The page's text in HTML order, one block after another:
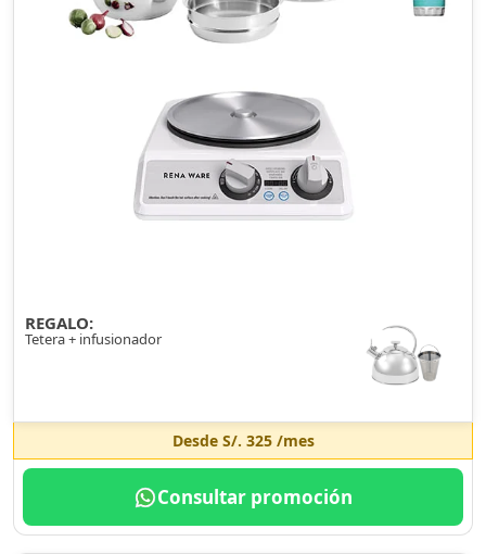
REGALO:
Tetera + infusionador
Desde S/. 325/mes
Consultar promoción